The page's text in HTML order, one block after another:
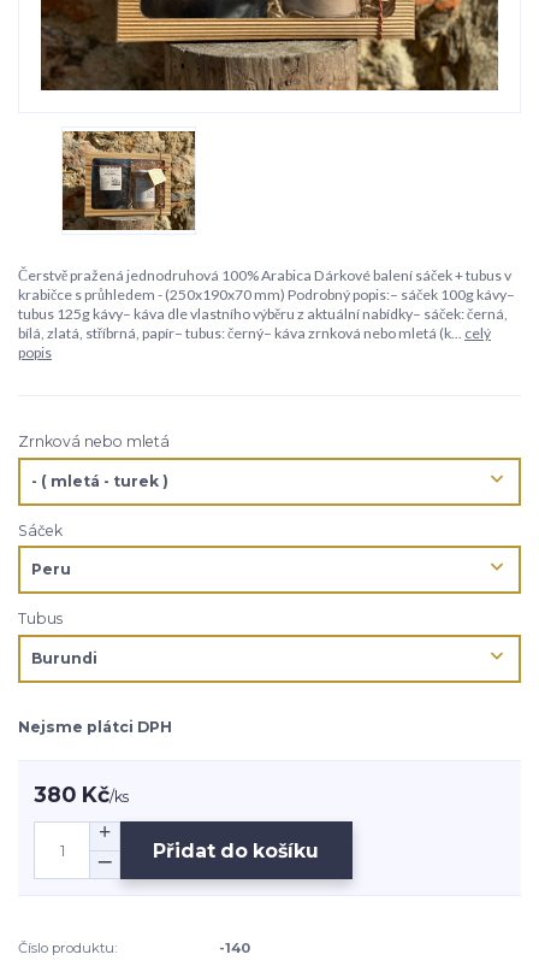
Čerstvě pražená jednodruhová 100% Arabica Dárkové balení sáček + tubus v
krabičce s průhledem - (250x190x70 mm) Podrobný popis:– sáček 100g kávy–
tubus 125g kávy– káva dle vlastního výběru z aktuální nabídky– sáček: černá,
bílá, zlatá, stříbrná, papír– tubus: černý– káva zrnková nebo mletá (k... celý
popis
Zrnková nebo mletá
Sáček
Tubus
Nejsme plátci DPH
380 Kč/ks
Přidat do košíku
Číslo produktu: -140